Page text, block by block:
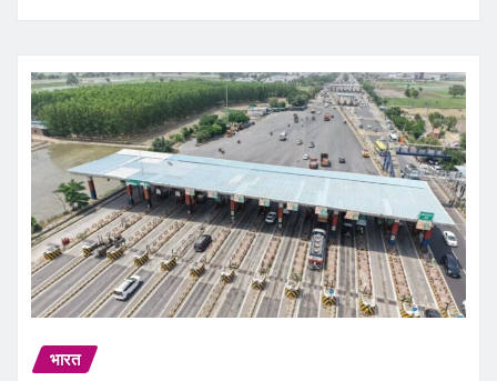
भारत